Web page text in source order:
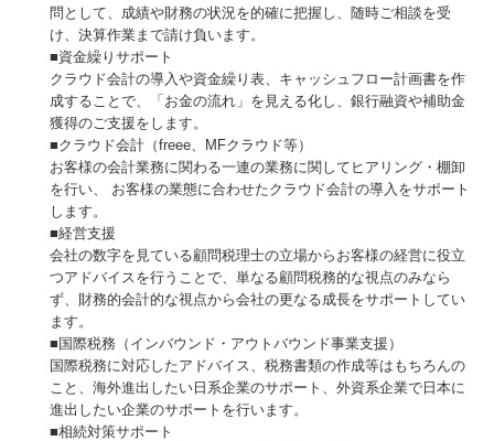
問として、成績や財務の状況を的確に把握し、随時ご相談を受
け、決算作業まで請け負います。
■資金繰りサポート
クラウド会計の導入や資金繰り表、キャッシュフロー計画書を作
成することで、「お金の流れ」を見える化し、銀行融資や補助金
獲得のご支援をします。
■クラウド会計（freee、MFクラウド等）
お客様の会計業務に関わる一連の業務に関してヒアリング・棚卸
を行い、 お客様の業態に合わせたクラウド会計の導入をサポート
します。
■経営支援
会社の数字を見ている顧問税理士の立場からお客様の経営に役立
つアドバイスを行うことで、単なる顧問税務的な視点のみなら
ず、財務的会計的な視点から会社の更なる成長をサポートしてい
ます。
■国際税務（インバウンド・アウトバウンド事業支援）
国際税務に対応したアドバイス、税務書類の作成等はもちろんの
こと、海外進出したい日系企業のサポート、外資系企業で日本に
進出したい企業のサポートを行います。
■相続対策サポート